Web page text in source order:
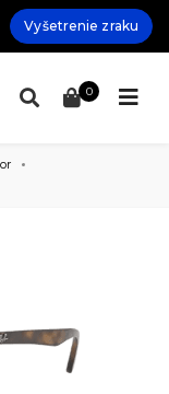
Vyšetrenie zraku
0